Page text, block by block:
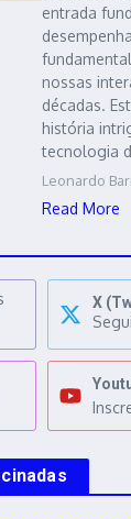
entrada
nossas
décadas.
história
tecnologia
Leonardo
Read More
X